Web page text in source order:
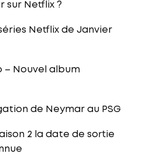
sur Netflix ?
Netflix de Janvier
– Nouvel album
de Neymar au PSG
2 la date de sortie